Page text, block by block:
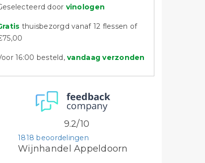
door vinologen
thuisbezorgd vanaf 12 flessen of
16:00 besteld,vandaag verzonden
Wijnhandel Appeldoorn
1818 beoordelingen
9.2/10